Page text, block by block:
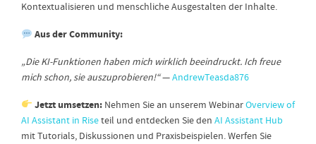
Kontextualisieren und menschliche Ausgestalten der Inhalte.
Aus der Community:
„Die KI-Funktionen haben mich wirklich beeindruckt. Ich freue
mich schon, sie auszuprobieren!“—AndrewTeasda876
Jetzt umsetzen:Nehmen Sie an unserem WebinarOverview of
AI Assistant in Riseteil und entdecken Sie den AI Assistant Hub
mit Tutorials, Diskussionen und Praxisbeispielen. Werfen Sie